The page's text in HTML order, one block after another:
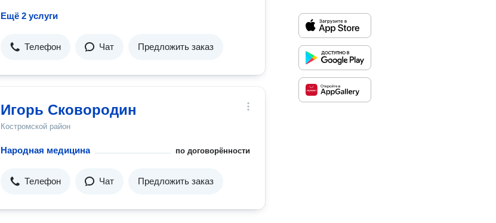
Ещё 2 услуги
Телефон Чат Предложить заказ
Игорь Сковородин
Костромской район
Народная медицина по договорённости
Телефон Чат Предложить заказ